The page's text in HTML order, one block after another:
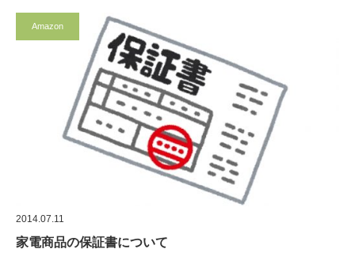
Amazon
2014.07.11
家電商品の保証書について